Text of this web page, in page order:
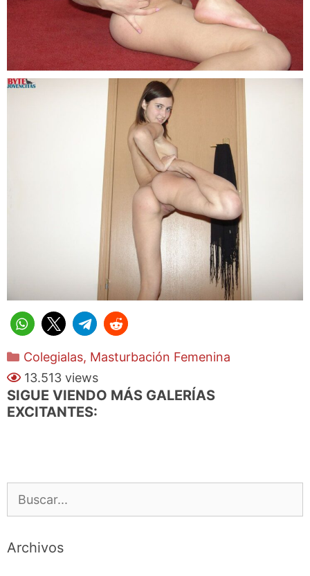
Categorías
Colegialas, Masturbación Femenina
13.513 views
SIGUE VIENDO MÁS GALERÍAS
EXCITANTES:
Archivos